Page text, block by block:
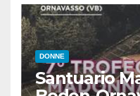
DONNE
Santuario